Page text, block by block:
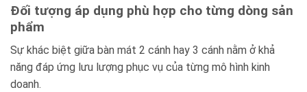
Đối tượng áp dụng phù hợp cho từng dòng sản
phẩm
Sự khác biệt giữa bàn mát 2 cánh hay 3 cánh nằm ở khả
năng đáp ứng lưu lượng phục vụ của từng mô hình kinh
doanh.